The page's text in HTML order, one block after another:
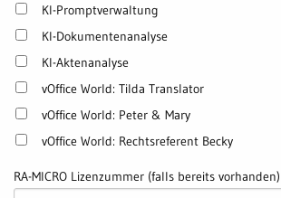
KI-Promptverwaltung
KI-Dokumentenanalyse
KI-Aktenanalyse
vOffice World: Tilda Translator
vOffice World: Peter & Mary
vOffice World: Rechtsreferent Becky
RA-MICRO Lizenzummer (falls bereits vorhanden)